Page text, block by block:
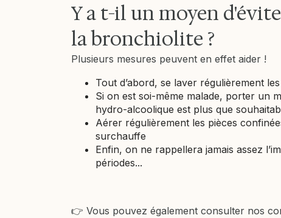
Y a t-il un moyen
la bronchiolite ?
Plusieurs mesures peuvent en effet aider !
Tout d’abord, se laver régulièrement
Si on est soi-même malade, porter un
hydro-alcoolique est plus que
Aérer régulièrement les pièces
surchauffe
Enfin, on ne rappellera jamais assez
périodes...
👉 Vous pouvez également consulter nos